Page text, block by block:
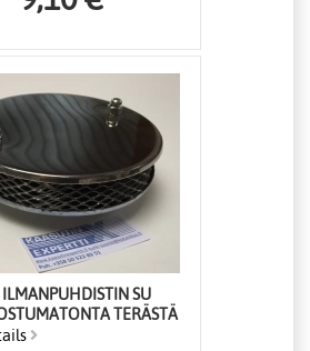
SU
TERÄSTÄ